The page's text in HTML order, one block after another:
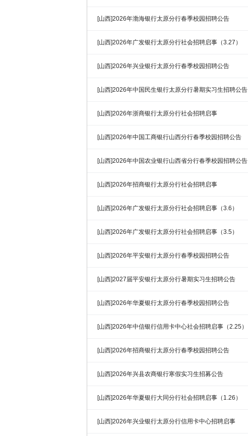
[山西]2026年渤海银行太原分行春季校园招聘公告
[山西]2026年广发银行太原分行社会招聘启事（3.27）
[山西]2026年兴业银行太原分行春季校园招聘公告
[山西]2026年中国民生银行太原分行暑期实习生招聘公告
[山西]2026年浙商银行太原分行社会招聘启事
[山西]2026年中国工商银行山西分行春季校园招聘公告
[山西]2026年中国农业银行山西省分行春季校园招聘公告
[山西]2026年招商银行太原分行社会招聘启事
[山西]2026年广发银行太原分行社会招聘启事（3.6）
[山西]2026年广发银行太原分行社会招聘启事（3.5）
[山西]2026年平安银行太原分行春季校园招聘公告
[山西]2027届平安银行太原分行暑期实习生招聘公告
[山西]2026年华夏银行太原分行春季校园招聘公告
[山西]2026年中信银行信用卡中心社会招聘启事（2.25）
[山西]2026年招商银行太原分行春季校园招聘公告
[山西]2026年兴县农商银行寒假实习生招募公告
[山西]2026年华夏银行大同分行社会招聘启事（1.26）
[山西]2026年兴业银行太原分行信用卡中心招聘启事